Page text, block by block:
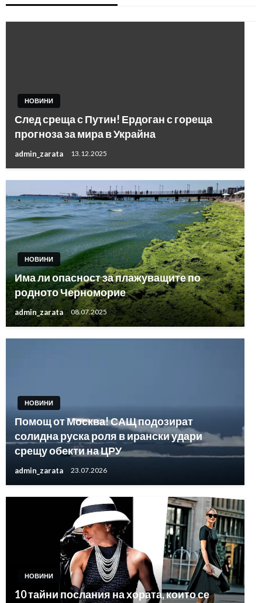
НОВИНИ
След среща с Путин! Ердоган с гореща
прогноза за мира в Украйна
admin_zarata 13.12.2025
НОВИНИ
Има ли опасност за плажуващите по
родното Черноморие
admin_zarata 08.07.2025
НОВИНИ
Помощ от Москва! САЩ подозират
солидна руска роля в ирански удари
срещу обекти на ЦРУ
admin_zarata 23.07.2026
НОВИНИ
10 тайни послания на хората, които се